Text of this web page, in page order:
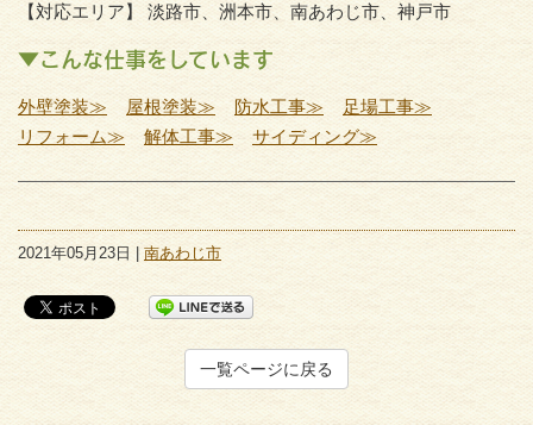
【対応エリア】 淡路市、洲本市、南あわじ市、神戸市
▼こんな仕事をしています
外壁塗装≫ 屋根塗装≫ 防水工事≫
足場工事≫
リフォーム≫
解体工事≫ サイディング≫
2021年05月23日 | 南あわじ市
一覧ページに戻る